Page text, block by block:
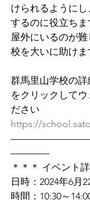
けられるように
するのに役立ち
屋外にいるのが
校を大いに助けま
群馬里山学校の
をクリックして
ださい
https://
————
＊＊＊ イベント
日時：2024年6月
時間：10:30～